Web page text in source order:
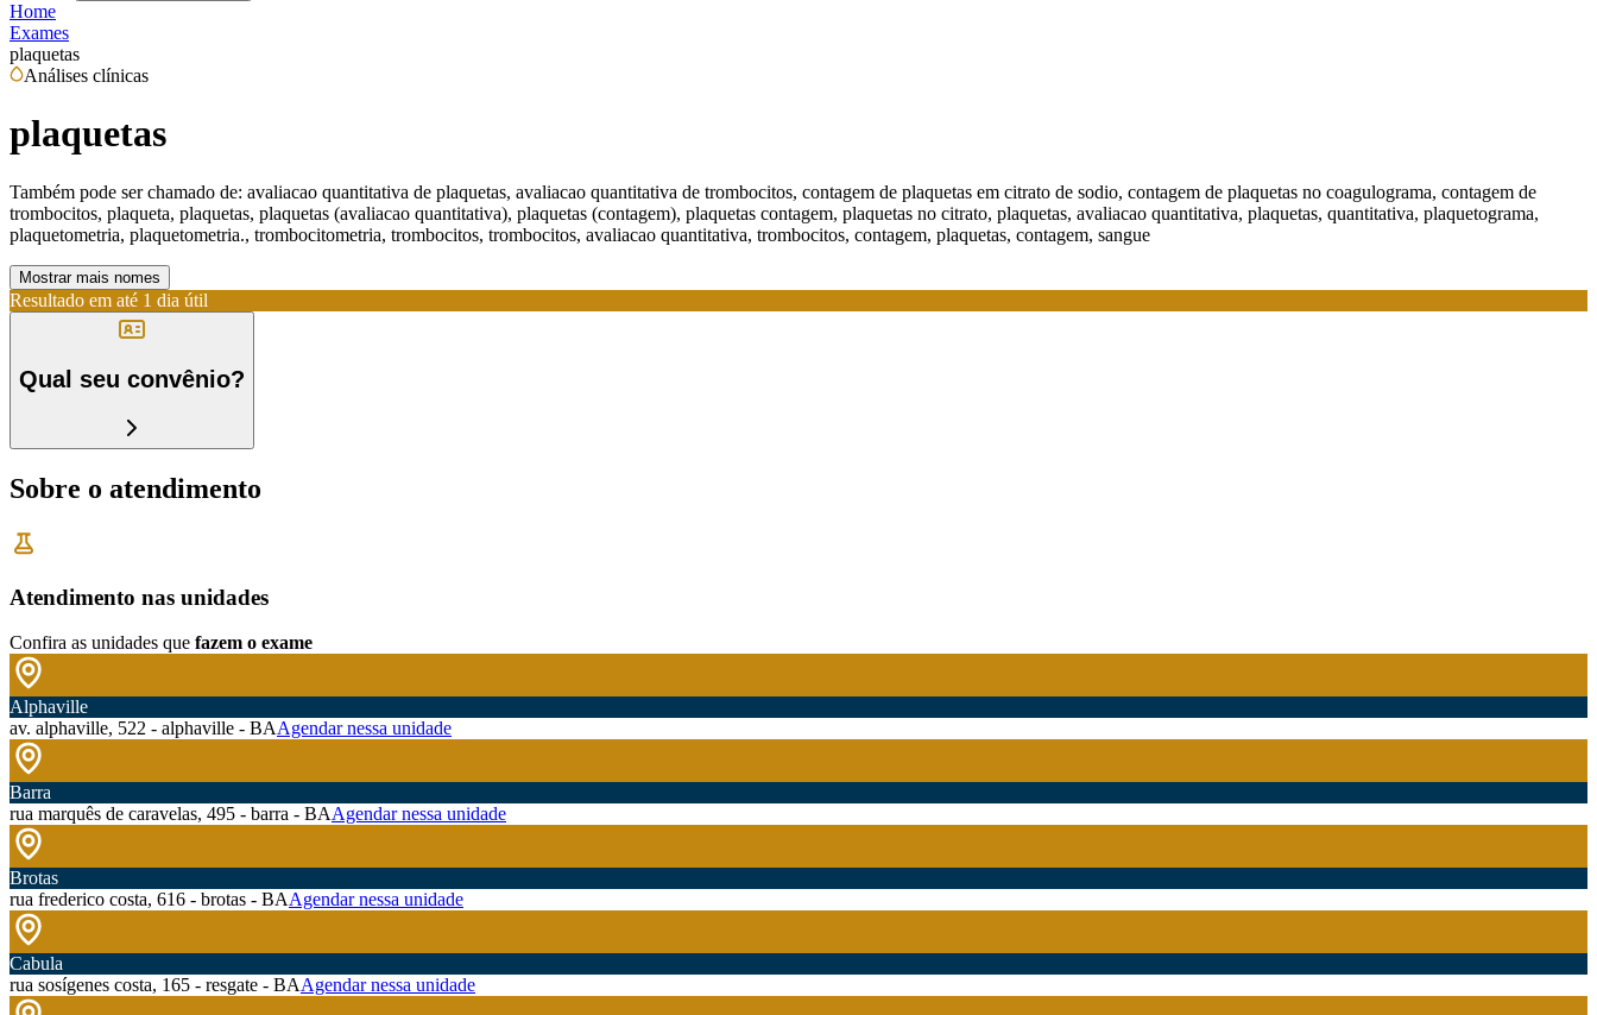
Home
Exames
plaquetas
Análises clínicas
plaquetas
Também pode ser chamado de: avaliacao quantitativa de plaquetas, avaliacao quantitativa de trombocitos, contagem de plaquetas em citrato de sodio, contagem de plaquetas no coagulograma, contagem de
trombocitos, plaqueta, plaquetas, plaquetas (avaliacao quantitativa), plaquetas (contagem), plaquetas contagem, plaquetas no citrato, plaquetas, avaliacao quantitativa, plaquetas, quantitativa, plaquetograma,
plaquetometria, plaquetometria., trombocitometria, trombocitos, trombocitos, avaliacao quantitativa, trombocitos, contagem, plaquetas, contagem, sangue
Mostrar mais nomes
Resultado em até 1 dia útil
Qual seu convênio?
Sobre o atendimento
Atendimento nas unidades
Confira as unidades que fazem o exame
Alphaville
av. alphaville, 522 - alphaville - BAAgendar nessa unidade
Barra
rua marquês de caravelas, 495 - barra - BAAgendar nessa unidade
Brotas
rua frederico costa, 616 - brotas - BAAgendar nessa unidade
Cabula
rua sosígenes costa, 165 - resgate - BAAgendar nessa unidade